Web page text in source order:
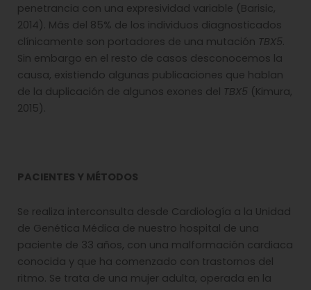
penetrancia con una expresividad variable (Barisic,
2014). Más del 85% de los individuos diagnosticados
clínicamente son portadores de una mutación TBX5.
Sin embargo en el resto de casos desconocemos la
causa, existiendo algunas publicaciones que hablan
de la duplicación de algunos exones del TBX5 (Kimura,
2015).
PACIENTES Y MÉTODOS
Se realiza interconsulta desde Cardiología a la Unidad
de Genética Médica de nuestro hospital de una
paciente de 33 años, con una malformación cardiaca
conocida y que ha comenzado con trastornos del
ritmo. Se trata de una mujer adulta, operada en la